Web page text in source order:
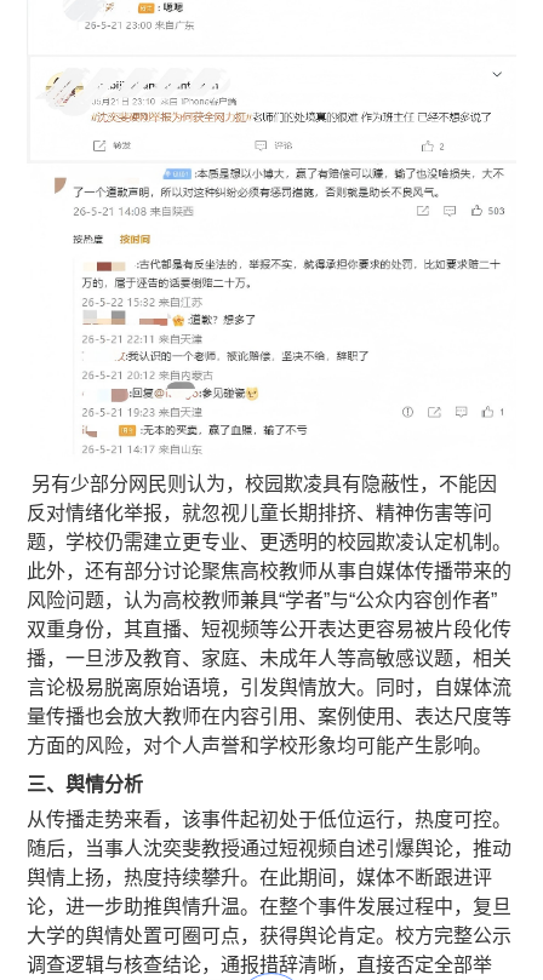
另有少部分网民则认为，校园欺凌具有隐蔽性，不能因
反对情绪化举报，就忽视儿童长期排挤、精神伤害等问
题，学校仍需建立更专业、更透明的校园欺凌认定机制。
此外，还有部分讨论聚焦高校教师从事自媒体传播带来的
风险问题，认为高校教师兼具“学者”与“公众内容创作者”
双重身份，其直播、短视频等公开表达更容易被片段化传
播，一旦涉及教育、家庭、未成年人等高敏感议题，相关
言论极易脱离原始语境，引发舆情放大。同时，自媒体流
量传播也会放大教师在内容引用、案例使用、表达尺度等
方面的风险，对个人声誉和学校形象均可能产生影响。
三、舆情分析
从传播走势来看，该事件起初处于低位运行，热度可控。
随后，当事人沈奕斐教授通过短视频自述引爆舆论，推动
舆情上扬，热度持续攀升。在此期间，媒体不断跟进评
论，进一步助推舆情升温。在整个事件发展过程中，复旦
大学的舆情处置可圈可点，获得舆论肯定。校方完整公示
调查逻辑与核查结论，通报措辞清晰，直接否定全部举